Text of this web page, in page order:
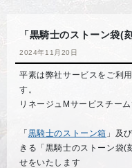
「黒騎士のストーン袋(
2024年11月20日
平素は弊社サービスをご利
す。
リネージュMサービスチーム
「黒騎士のストーン箱 」及
きる「黒騎士のストーン袋(
せをいたします